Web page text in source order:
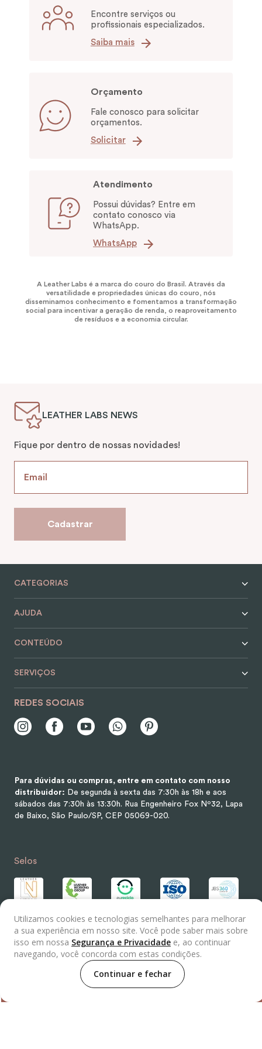
Utilizamos cookies e tecnologias semelhantes para melhorar
a sua experiência em nosso site. Você pode saber mais sobre
isso em nossa Segurança e Privacidade e, ao continuar
navegando, você concorda com estas condições.
Continuar e fechar
Encontre serviços ou
profissionais especializados.
Saiba mais
Orçamento
Fale conosco para solicitar
orçamentos.
Solicitar
Atendimento
Possui dúvidas? Entre em
contato conosco via
WhatsApp.
WhatsApp
A Leather Labs é a marca do couro do Brasil. Através da
versatilidade e propriedades únicas do couro, nós
disseminamos conhecimento e fomentamos a transformação
social para incentivar a geração de renda, o reaproveitamento
de resíduos e a economia circular.
LEATHER LABS NEWS
Fique por dentro de nossas novidades!
Cadastrar
CATEGORIAS
AJUDA
CONTEÚDO
SERVIÇOS
REDES SOCIAIS
Para dúvidas ou compras, entre em contato com nosso
distribuidor: De segunda à sexta das 7:30h às 18h e aos
sábados das 7:30h às 13:30h. Rua Engenheiro Fox Nº32, Lapa
de Baixo, São Paulo/SP, CEP 05069-020.
Selos
Distribuidor